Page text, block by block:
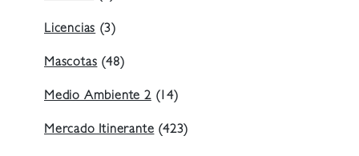
Licencias (3)
Mascotas (48)
Medio Ambiente 2(14)
Mercado Itinerante (423)